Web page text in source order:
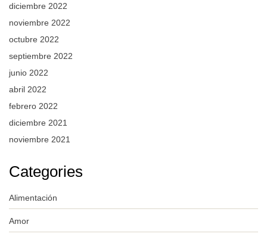
diciembre 2022
noviembre 2022
octubre 2022
septiembre 2022
junio 2022
abril 2022
febrero 2022
diciembre 2021
noviembre 2021
Categories
Alimentación
Amor